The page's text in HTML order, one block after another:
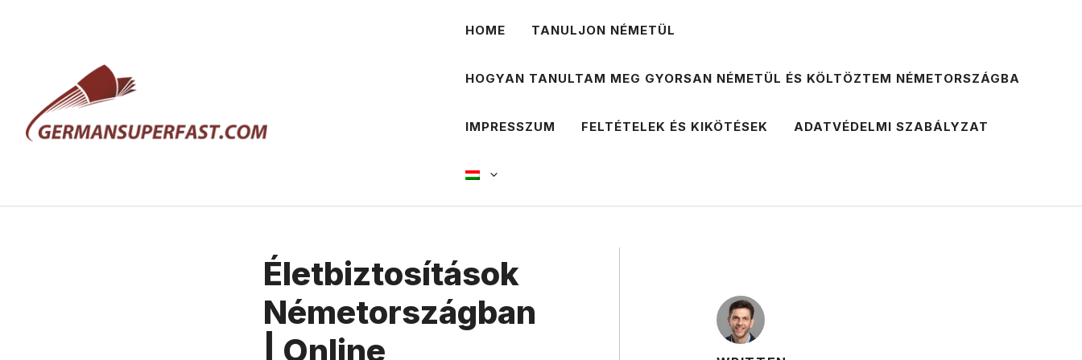
HOME TANULJON NÉMETÜL
HOGYAN TANULTAM MEG GYORSAN NÉMETÜL ÉS KÖLTÖZTEM NÉMETORSZÁGBA
IMPRESSZUM FELTÉTELEK ÉS KIKÖTÉSEK ADATVÉDELMI SZABÁLYZAT
Életbiztosítások
Németországban
| Online